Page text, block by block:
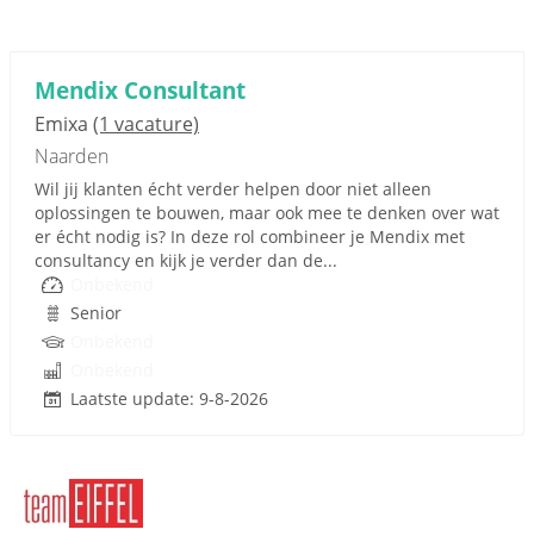
Mendix Consultant
Emixa (1 vacature)
Naarden
Wil jij klanten écht verder helpen door niet alleen
oplossingen te bouwen, maar ook mee te denken over wat
er écht nodig is? In deze rol combineer je Mendix met
consultancy en kijk je verder dan de...
Senior
Laatste update: 9-8-2026